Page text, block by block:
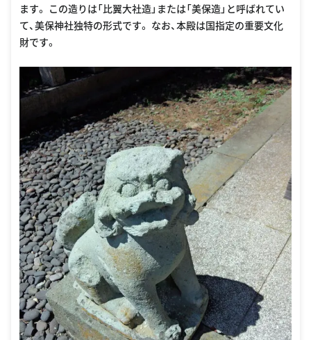
ます。 この造りは「比翼大社造」または「美保造」と呼ばれてい
て、美保神社独特の形式です。 なお、本殿は国指定の重要文化
財です。